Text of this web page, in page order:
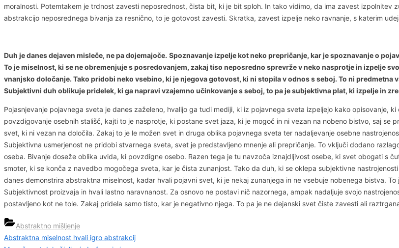
moralnosti. Potemtakem je trdnost zavesti neposrednost, čista bit, ki je bit sploh. In tako vidimo, da ima zavest izpolnitev
abstrakcijo neposrednega bivanja za resnično, to je gotovost zavesti. Skratka, zavest izpelje neko ravnanje, s katerim
Duh je danes dejaven misleče, ne pa dojemajoče. Spoznavanje izpelje kot neko prepričanje, kar je spoznavanje o
To je miselnost, ki se ne obremenjuje s posredovanjem, zakaj tiso neposredno sprevrže v neko nasprotje in izpelje
vnanjsko določanje. Tako pridobi neko vsebino, ki je njegova gotovost, ki ni stopila v odnos s seboj. To ni predmetna
Subjektivni duh oblikuje pridelek, ki ga napravi vzajemno učinkovanje s seboj, to pa je subjektivna plat, ki izpelje in
Pojasnjevanje pojavnega sveta je danes zaželeno, hvalijo ga tudi mediji, ki iz pojavnega sveta izpeljejo kako opisovanje,
povzdigovanje osebnih stališč, kajti to je nasprotje, ki postane svet jaza, ki je mogoč in ni vezan na nobeno bistvo, saj se
svet, ki ni vezan na določila. Zakaj to je le možen svet in druga oblika pojavnega sveta ter nadaljevanje osebne
Subjektivna usmerjenost ne pridobi stvarnega sveta, svet je predstavljeno mnenje ali prepričanje. To vključi dodano
oseba. Bivanje doseže oblika uvida, ki povzdigne osebo. Razen tega je tu navzoča iznajdljivost osebe, ki svet obogati s
smoter, ki se konča z navedbo mogočega sveta, kar je čista zunanjost. Tako da duh, ki se oklepa subjektivne
danes demonstrira abstraktna miselnost, kadar hvali pojavni svet, ki je nekaj zunanjega in ne vsebuje nobenega bistva.
Subjektivnost proizvaja in hvali lastno naravnanost. Za osnovo ne postavi nič nazornega, ampak nadaljuje svojo
postavljeno kot ne tole. Zakaj pridela samo tisto, kar je negativno njega. To pa je ne dejanski svet čiste zavesti ali
Abstraktno mišljenje
Navigacija
Previous
Abstraktna miselnost hvali igro abstrakcij